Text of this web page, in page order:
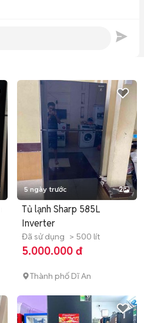
5 ngày trước 2
Tủ lạnh Sharp 585L
Inverter
Đã sử dụng > 500 lít
5.000.000 đ
Thành phố Dĩ An